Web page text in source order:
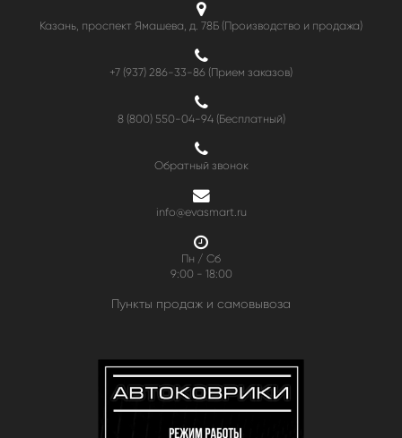
Казань, проспект Ямашева, д. 78Б (Производство и продажа)
+7 (937) 286-33-86 (Прием заказов)
8 (800) 550-04-94(Бесплатный)
Обратный звонок
info@evasmart.ru
Пн / Сб
9:00 - 18:00
Пункты продаж и самовывоза